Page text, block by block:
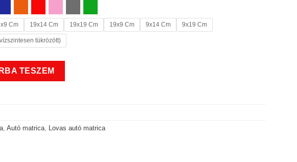
Cm 19x14 Cm 19x19 Cm 19x9 Cm 9x14 Cm 9x19 Cm
tükrözött)
2 mennyiség
TESZEM
, Autó matrica, Lovas autó matrica